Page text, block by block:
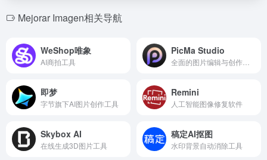
Mejorar Imagen相关导航
WeShop唯象
AI商拍工具
PicMa Studio
即梦
字节旗下AI图片创作工具
Remini
人工智能图像修复软件
Skybox AI
在线生成3D图片工具
稿定AI抠图
水印背景自动消除工具